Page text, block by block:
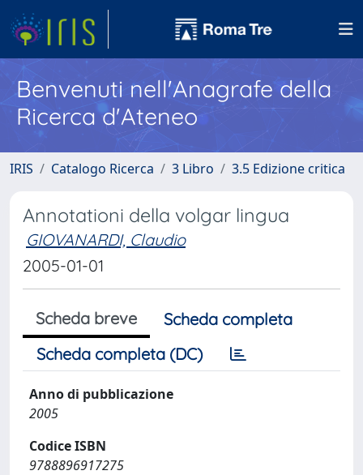
Benvenuti nell'Anagrafe della
Ricerca d'Ateneo
IRIS Catalogo Ricerca 3 Libro 3.5 Edizione critica
Annotationi della volgar lingua
GIOVANARDI, Claudio
2005-01-01
Scheda breve
Scheda completa
Scheda completa (DC)
Anno di pubblicazione
2005
Codice ISBN
9788896917275